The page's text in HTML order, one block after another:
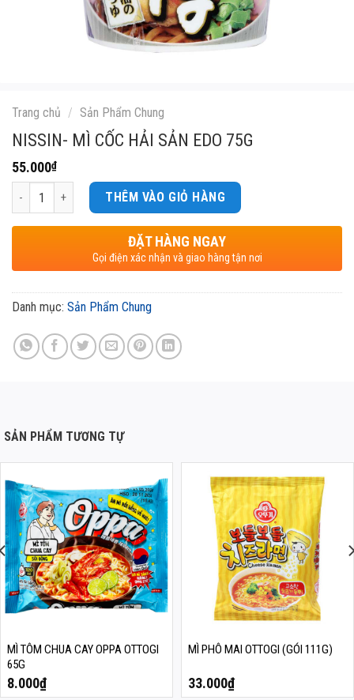
Trang chủ / Sản Phẩm Chung
NISSIN- MÌ CỐC HẢI SẢN EDO 75G
55.000₫
Số lượng THÊM VÀO GIỎ HÀNG
ĐẶT HÀNG NGAY
Gọi điện xác nhận và giao hàng tận nơi
Danh mục: Sản Phẩm Chung
SẢN PHẨM TƯƠNG TỰ
MÌ TÔM CHUA CAY OPPA OTTOGI
65G
8.000₫
MÌ PHÔ MAI OTTOGI (GÓI 111G)
33.000₫